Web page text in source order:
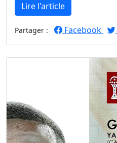
Lire l'article
Partager : Facebook